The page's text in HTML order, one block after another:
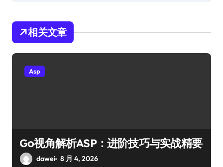
相关文章
Asp
Go视角解析ASP：进阶技巧与实战精要
dawei 8 月 4, 2026